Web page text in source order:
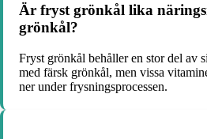
Är fryst grönkål lika
grönkål?
Fryst grönkål behåller en stor del av
med färsk grönkål, men vissa
ner under frysningsprocessen.